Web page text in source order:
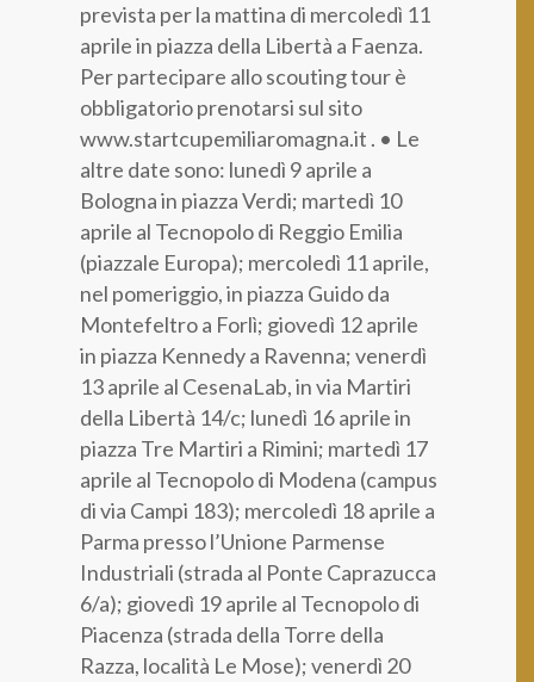
prevista per la mattina di mercoledì 11
aprile in piazza della Libertà a Faenza.
Per partecipare allo scouting tour è
obbligatorio prenotarsi sul sito
www.startcupemiliaromagna.it . • Le
altre date sono: lunedì 9 aprile a
Bologna in piazza Verdi; martedì 10
aprile al Tecnopolo di Reggio Emilia
(piazzale Europa); mercoledì 11 aprile,
nel pomeriggio, in piazza Guido da
Montefeltro a Forlì; giovedì 12 aprile
in piazza Kennedy a Ravenna; venerdì
13 aprile al CesenaLab, in via Martiri
della Libertà 14/c; lunedì 16 aprile in
piazza Tre Martiri a Rimini; martedì 17
aprile al Tecnopolo di Modena (campus
di via Campi 183); mercoledì 18 aprile a
Parma presso l’Unione Parmense
Industriali (strada al Ponte Caprazucca
6/a); giovedì 19 aprile al Tecnopolo di
Piacenza (strada della Torre della
Razza, località Le Mose); venerdì 20